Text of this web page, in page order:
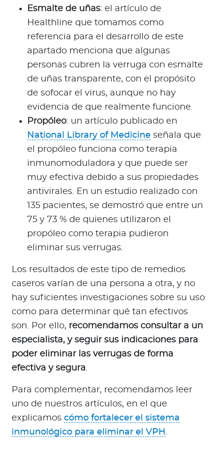
Esmalte de uñas: el artículo de
Healthline que tomamos como
referencia para el desarrollo de este
apartado menciona que algunas
personas cubren la verruga con esmalte
de uñas transparente, con el propósito
de sofocar el virus, aunque no hay
evidencia de que realmente funcione.
Propóleo: un artículo publicado en
National Library of Medicine señala que
el propóleo funciona como terapia
inmunomoduladora y que puede ser
muy efectiva debido a sus propiedades
antivirales. En un estudio realizado con
135 pacientes, se demostró que entre un
75 y 73 % de quienes utilizaron el
propóleo como terapia pudieron
eliminar sus verrugas.
Los resultados de este tipo de remedios
caseros varían de una persona a otra, y no
hay suficientes investigaciones sobre su uso
como para determinar qué tan efectivos
son. Por ello, recomendamos consultar a un
especialista, y seguir sus indicaciones para
poder eliminar las verrugas de forma
efectiva y segura.
Para complementar, recomendamos leer
uno de nuestros artículos, en el que
explicamos cómo fortalecer el sistema
inmunológico para eliminar el VPH .